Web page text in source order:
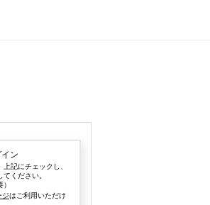
ン
記にチェックし、
ください。
ジはご利用いただけ